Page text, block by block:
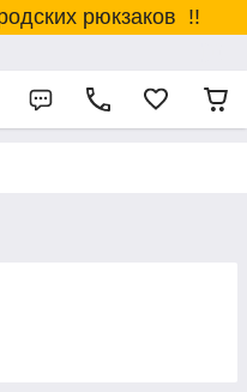
рюкзаков !!